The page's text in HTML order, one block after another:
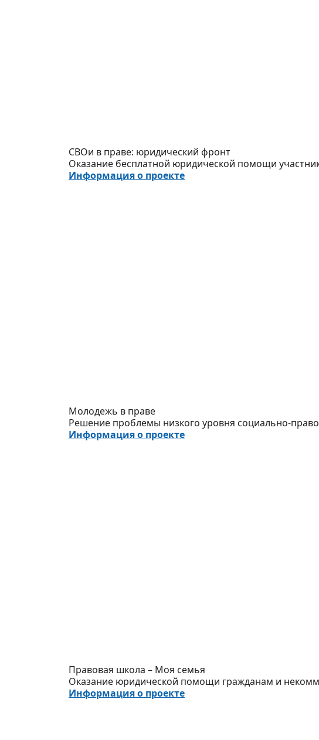
СВОи в праве: юридический фронт
Оказание бесплатной юридической помощи
Информация о проекте
Молодежь в праве
Решение проблемы низкого уровня социально-
Информация о проекте
Правовая школа – Моя семья
Оказание юридической помощи гражданам и
Информация о проекте